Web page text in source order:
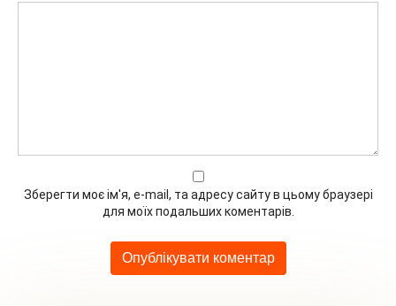
Зберегти моє ім'я, e-mail, та адресу сайту в цьому браузері
для моїх подальших коментарів.